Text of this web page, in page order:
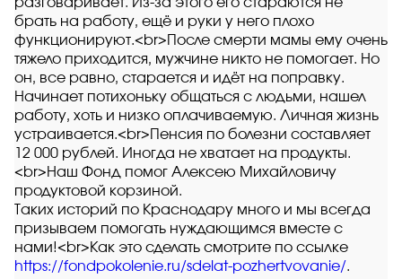
разговаривает. Из-за этого его стараются не
брать на работу, ещё и руки у него плохо
функционируют.<br>После смерти мамы ему очень
тяжело приходится, мужчине никто не помогает. Но
он, все равно, старается и идёт на поправку.
Начинает потихоньку общаться с людьми, нашел
работу, хоть и низко оплачиваемую. Личная жизнь
устраивается.<br>Пенсия по болезни составляет
12 000 рублей. Иногда не хватает на продукты.
<br>Наш Фонд помог Алексею Михайловичу
продуктовой корзиной.
Таких историй по Краснодару много и мы всегда
призываем помогать нуждающимся вместе с
нами!<br>Как это сделать смотрите по ссылке
https://fondpokolenie.ru/sdelat-pozhertvovanie/.